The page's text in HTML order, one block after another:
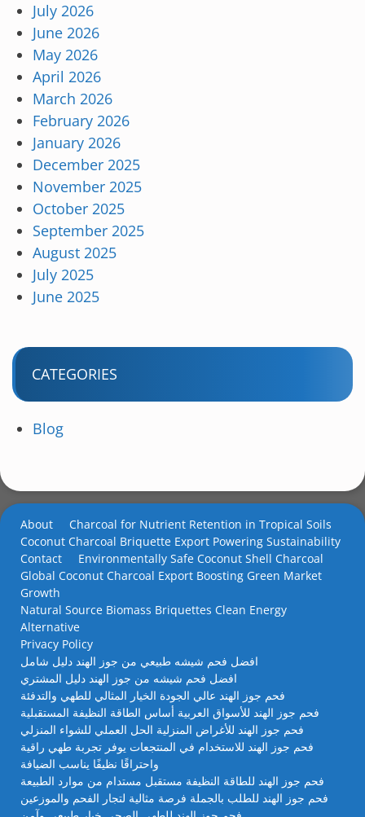
July 2026
June 2026
May 2026
April 2026
March 2026
February 2026
January 2026
December 2025
November 2025
October 2025
September 2025
August 2025
July 2025
June 2025
CATEGORIES
Blog
About
Charcoal for Nutrient Retention in Tropical Soils
Coconut Charcoal Briquette Export Powering Sustainability
Contact
Environmentally Safe Coconut Shell Charcoal
Global Coconut Charcoal Export Boosting Green Market
Growth
Natural Source Biomass Briquettes Clean Energy
Alternative
Privacy Policy
افضل فحم شيشه طبيعي من جوز الهند دليل شامل
افضل فحم شيشه من جوز الهند دليل المشتري
فحم جوز الهند عالي الجودة الخيار المثالي للطهي والتدفئة
فحم جوز الهند للأسواق العربية أساس الطاقة النظيفة المستقبلية
فحم جوز الهند للأغراض المنزلية الحل العملي للشواء المنزلي
فحم جوز الهند للاستخدام في المنتجعات يوفر تجربة طهي راقية
واحتراقًا نظيفًا يناسب الضيافة
فحم جوز الهند للطاقة النظيفة مستقبل مستدام من موارد الطبيعة
فحم جوز الهند للطلب بالجملة فرصة مثالية لتجار الفحم والموزعين